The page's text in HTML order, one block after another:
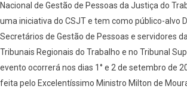
Nacional de Gestão de Pessoas da Justiça do
uma iniciativa do CSJT e tem como público-alvo
Secretários de Gestão de Pessoas e servidores
Tribunais Regionais do Trabalho e no Tribunal
evento ocorrerá nos dias 1° e 2 de setembro de
feita pelo Excelentíssimo Ministro Milton de